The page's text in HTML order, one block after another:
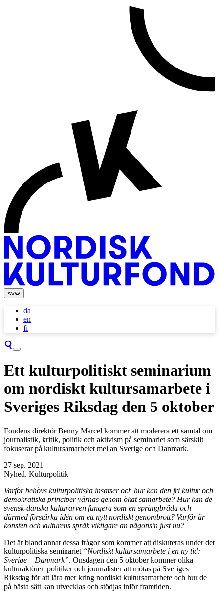
sv
da
en
fi
Ett kulturpolitiskt seminarium
om nordiskt kultursamarbete i
Sveriges Riksdag den 5 oktober
Fondens direktör Benny Marcel kommer att moderera ett samtal om
journalistik, kritik, politik och aktivism på seminariet som särskilt
fokuserar på kultursamarbetet mellan Sverige och Danmark.
27 sep. 2021
Nyhed, Kulturpolitik
Varför behövs kulturpolitiska insatser och hur kan den fri kultur och
demokratiska principer värnas genom ökat samarbete? Hur kan de
svensk-danska kulturarven fungera som en språngbräda och
därmed förstärka idén om ett nytt nordiskt genombrott? Varför är
konsten och kulturens språk viktigare än någonsin just nu?
Det är bland annat dessa frågor som kommer att diskuteras under det
kulturpolitiska seminariet “Nordiskt kultursamarbete i en ny tid:
Sverige – Danmark”. Onsdagen den 5 oktober kommer olika
kulturaktörer, politiker och journalister att mötas på Sveriges
Riksdag för att lära mer kring nordiskt kultursamarbete och hur de
på bästa sätt kan utvecklas och stödjas inför framtiden.